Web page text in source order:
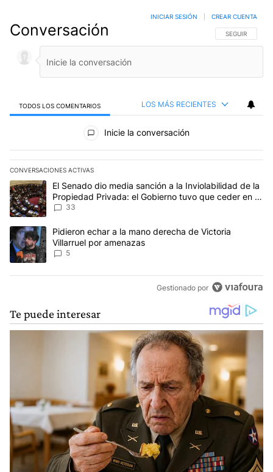
Conversación SIGA ESTA
SEGUIR
INICIAR SESIÓN CREAR CUENTA
TODOS LOS COMENTARIOS LOS MÁS RECIENTES
Todos los comentarios
Inicie la conversación
CONVERSACIONES ACTIVAS
Este listado muestra los artículos con más comentarios en los
Un artículo de tendencia con el título "El Senado dio media
El Senado dio media sanción a la Inviolabilidad de la
Propiedad Privada: el Gobierno tuvo que ceder en la
Ley del Manejo del Fuego
33
Un artículo de tendencia con el título "Pidieron echar a la mano
Pidieron echar a la mano derecha de Victoria
Villarruel por amenazas
5
Gestionado por